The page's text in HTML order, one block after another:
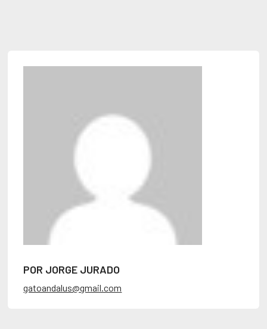
POR JORGE JURADO
gatoandalus@gmail.com